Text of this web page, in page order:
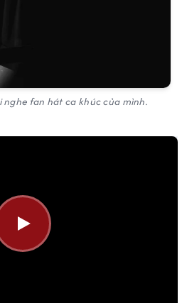
fan hát ca khúc của mình.